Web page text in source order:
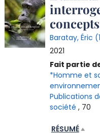
document
concepts
Baratay, Éric
2021
Fait partie
*Homme et
Publications
société , 70
RÉSUMÉ